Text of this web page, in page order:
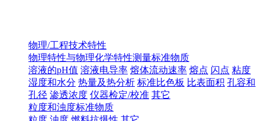
物理/工程技术特性
物理特性与物理化学特性测量标准物质
溶液的pH值 溶液电导率 熔体流动速率 熔点 闪点 粘度
湿度和水分 热量及热分析 标准比色板 比表面积 孔容和
孔径 渗透浓度 仪器检定/校准 其它
粒度和浊度标准物质